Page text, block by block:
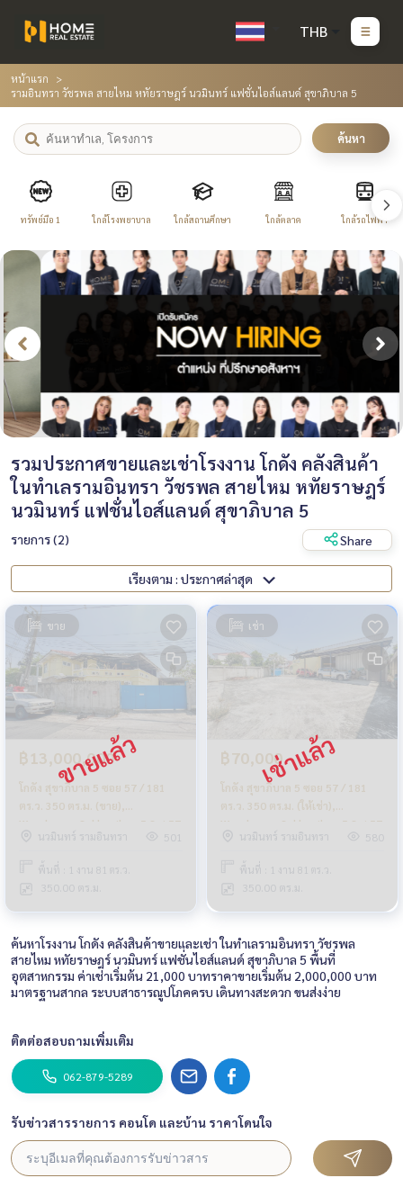
THB
หน้าแรก
รามอินทรา วัชรพล สายไหม หทัยราษฎร์ นวมินทร์ แฟชั่นไอส์แลนด์ สุขาภิบาล 5
ค้นหา
ทรัพย์มือ 1 ใกล้โรงพยาบาล ใกล้สถานศึกษา ใกล้ตลาด ใกล้รถไฟฟ้า
รวมประกาศขายและเช่าโรงงาน โกดัง คลังสินค้า
ในทำเลรามอินทรา วัชรพล สายไหม หทัยราษฎร์
นวมินทร์ แฟชั่นไอส์แลนด์ สุขาภิบาล 5
รายการ (2) Share
เรียงตาม : ประกาศล่าสุด
ขาย
฿13,000,000
โกดัง สุขาภิบาล 5 ซอย 57 / 181
ตร.ว. 350 ตร.ม. (ขาย),
Warehouse Sukhapiban 5 Soi 57
/ 181 Sq. w. 350 Sq. m. (FOR
SALE) FEW173
นวมินทร์ รามอินทรา 501
พื้นที่ : 1 งาน 81 ตร.ว.
350.00 ตร.ม.
เช่า
฿70,000
โกดัง สุขาภิบาล 5 ซอย 57 / 181
ตร.ว. 350 ตร.ม. (ให้เช่า),
Warehouse Sukhapiban 5 Soi 57
/ 181 Sq. w. 350 Sq m. (FOR
RENT) FEW173
นวมินทร์ รามอินทรา 580
พื้นที่ : 1 งาน 81 ตร.ว.
350.00 ตร.ม.
ค้นหาโรงงาน โกดัง คลังสินค้าขายและเช่า ในทำเลรามอินทรา วัชรพล
สายไหม หทัยราษฎร์ นวมินทร์ แฟชั่นไอส์แลนด์ สุขาภิบาล 5 พื้นที่
อุตสาหกรรม ค่าเช่าเริ่มต้น 21,000 บาทราคาขายเริ่มต้น 2,000,000 บาท
มาตรฐานสากล ระบบสาธารณูปโภคครบ เดินทางสะดวก ขนส่งง่าย
ติดต่อสอบถามเพิ่มเติม
062-879-5289
รับข่าวสารรายการ คอนโด และบ้าน ราคาโดนใจ